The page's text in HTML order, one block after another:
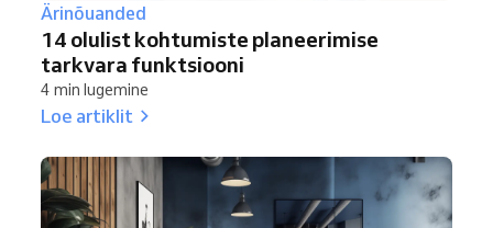
Ärinõuanded
14 olulist kohtumiste planeerimise
tarkvara funktsiooni
4 min lugemine
Loe artiklit